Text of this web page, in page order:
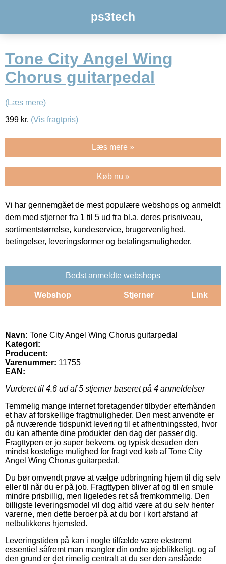
ps3tech
Tone City Angel Wing
Chorus guitarpedal
(Læs mere)
399 kr. (Vis fragtpris)
Læs mere »
Køb nu »
Vi har gennemgået de mest populære webshops og anmeldt
dem med stjerner fra 1 til 5 ud fra bl.a. deres prisniveau,
sortimentstørrelse, kundeservice, brugervenlighed,
betingelser, leveringsformer og betalingsmuligheder.
Bedst anmeldte webshops
Webshop Stjerner Link
Navn: Tone City Angel Wing Chorus guitarpedal
Kategori:
Producent:
Varenummer: 11755
EAN:
Vurderet til 4.6 ud af 5 stjerner baseret på 4 anmeldelser
Temmelig mange internet foretagender tilbyder efterhånden
et hav af forskellige fragtmuligheder. Den mest anvendte er
på nuværende tidspunkt levering til et afhentningssted, hvor
du kan afhente dine produkter den dag der passer dig.
Fragttypen er jo super bekvem, og typisk desuden den
mindst kostelige mulighed for fragt ved køb af Tone City
Angel Wing Chorus guitarpedal.
Du bør omvendt prøve at vælge udbringning hjem til dig selv
eller til når du er på job. Fragttypen bliver af og til en smule
mindre prisbillig, men ligeledes ret så fremkommelig. Den
billigste leveringsmodel vil dog altid være at du selv henter
varerne, men dette beroer på at du bor i kort afstand af
netbutikkens hjemsted.
Leveringstiden på kan i nogle tilfælde være ekstremt
essentiel såfremt man mangler din ordre øjeblikkeligt, og af
den grund er det rimelig centralt at du ser den anslåede